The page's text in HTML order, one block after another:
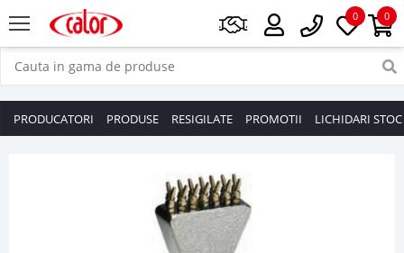
0
0
PRODUCATORI PRODUSE RESIGILATE PROMOTII LICHIDARI STOC